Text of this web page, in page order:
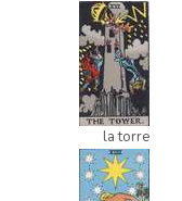
la torre